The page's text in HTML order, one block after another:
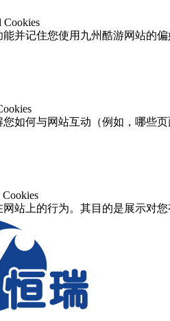
Cookies
并记住您使用九州酷游网站的偏
如何与网站互动（例如，哪些
站上的行为。其目的是展示对您